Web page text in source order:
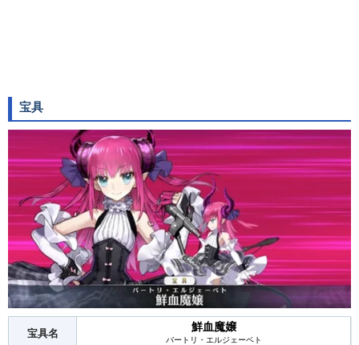
宝具
宝具名
鮮血魔嬢
バートリ・エルジェーベト